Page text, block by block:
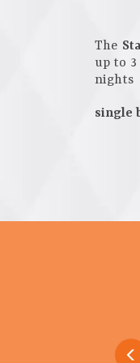
The
up to
single